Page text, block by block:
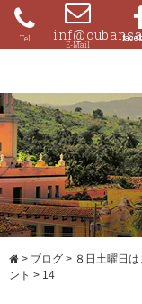
Skip
content
080-
> ブログ > ８日土曜日
ント > 14